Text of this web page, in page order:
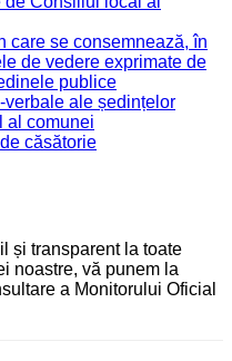
care se consemnează, în
de vedere exprimate de
publice
verbale ale ședințelor
al comunei
căsătorie
și transparent la toate
noastre, vă punem la
a Monitorului Oficial